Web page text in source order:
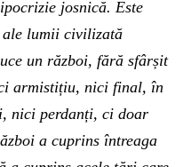
josnică. Este
lumii civilizată
un război, fără sfârșit
armistițiu, nici final, în
nici perdanți, ci doar
a cuprins întreaga